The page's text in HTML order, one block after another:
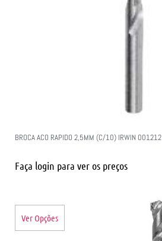
BROCA ACO RAPIDO 2,5MM (C/10) IRWIN 001212
Faça login para ver os preços
Ver Opções